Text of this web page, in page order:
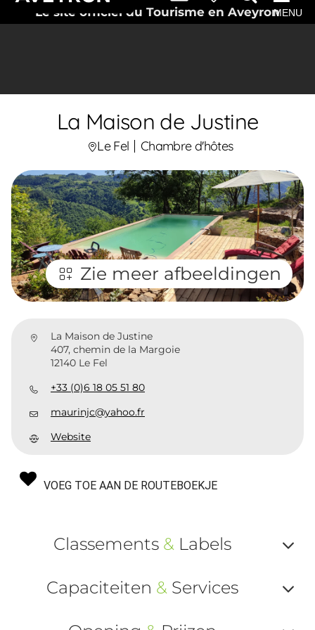
Le site officiel du Tourisme en AveyronMENU
La Maison de Justine
Le Fel Chambre d'hôtes
Zie meer afbeeldingen
La Maison de Justine
407, chemin de la Margoie
12140 Le Fel
+33 (0)6 18 05 51 80
maurinjc@yahoo.fr
Website
VOEG TOE AAN DE ROUTEBOEKJE
Classements &Labels
ou
Capaciteiten &Services